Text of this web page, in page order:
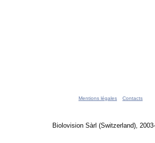
Mentions légales Contacts
Biolovision Sàrl (Switzerland),